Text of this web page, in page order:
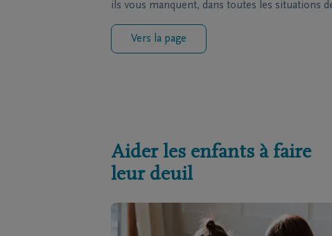
ils vous manquent, dans toutes les situations
Vers la page
Aider les enfants à faire
leur deuil